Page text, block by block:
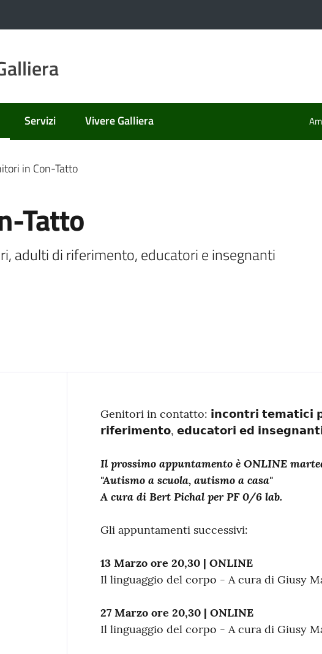
Servizi Vivere Galliera
in Con-Tatto
Tatto
adulti di riferimento, educatori e insegnanti
Contenuto
Genitori in contatto: 𝗶𝗻𝗰𝗼𝗻𝘁𝗿𝗶 𝘁𝗲𝗺𝗮𝘁𝗶𝗰𝗶
𝗿𝗶𝗳𝗲𝗿𝗶𝗺𝗲𝗻𝘁𝗼, 𝗲𝗱𝘂𝗰𝗮𝘁𝗼𝗿𝗶 𝗲𝗱
Il prossimo appuntamento è ONLINE
"Autismo a scuola, autismo a casa"
A cura di Bert Pichal per PF 0/6 lab.
Gli appuntamenti successivi:
13 Marzo ore 20,30 | ONLINE
Il linguaggio del corpo - A cura di Giusy
27 Marzo ore 20,30 | ONLINE
Il linguaggio del corpo - A cura di Giusy